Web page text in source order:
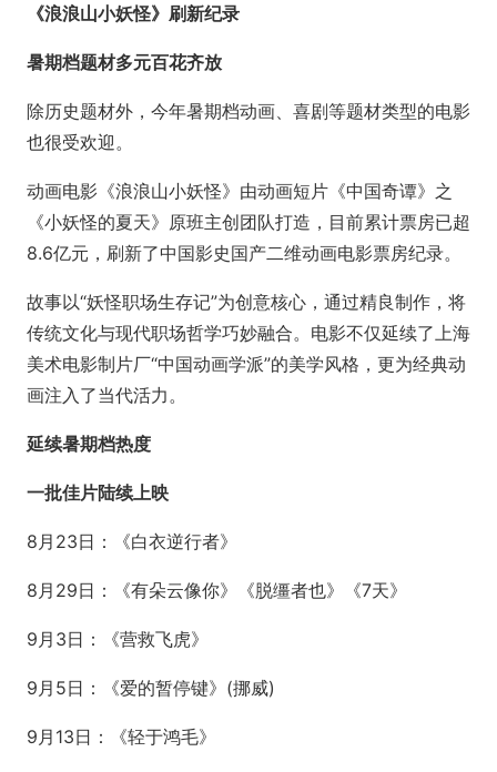
《浪浪山小妖怪》刷新纪录
暑期档题材多元百花齐放
除历史题材外，今年暑期档动画、喜剧等题材类型的电影
也很受欢迎。
动画电影《浪浪山小妖怪》由动画短片《中国奇谭》之
《小妖怪的夏天》原班主创团队打造，目前累计票房已超
8.6亿元，刷新了中国影史国产二维动画电影票房纪录。
故事以“妖怪职场生存记”为创意核心，通过精良制作，将
传统文化与现代职场哲学巧妙融合。电影不仅延续了上海
美术电影制片厂“中国动画学派”的美学风格，更为经典动
画注入了当代活力。
延续暑期档热度
一批佳片陆续上映
8月23日：《白衣逆行者》
8月29日：《有朵云像你》《脱缰者也》《7天》
9月3日：《营救飞虎》
9月5日：《爱的暂停键》(挪威)
9月13日：《轻于鸿毛》